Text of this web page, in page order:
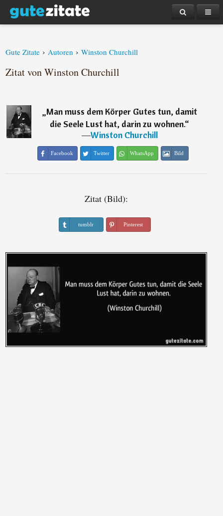
Gute Zitate › Autoren › Winston Churchill
Zitat von Winston Churchill
„Man muss dem Körper Gutes tun, damit
die Seele Lust hat, darin zu wohnen.“
―Winston Churchill
Facebook Twitter WhatsApp Bild
Zitat (Bild):
tumblr Pinterest